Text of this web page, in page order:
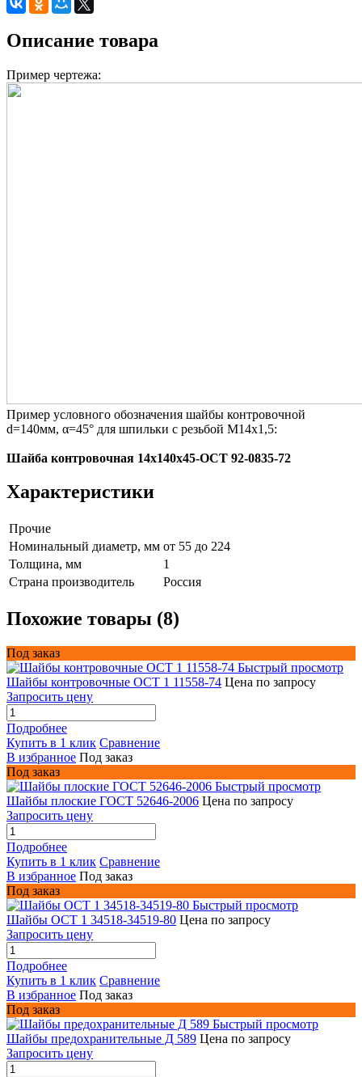
Описание товара
Пример чертежа:
Пример условного обозначения шайбы контровочной
d=140мм, α=45° для шпильки с резьбой М14х1,5:
Шайба контровочная 14х140х45-ОСТ 92-0835-72
Характеристики
Прочие
Номинальный диаметр, мм от 55 до 224
Толщина, мм
1
Страна производитель
Россия
Похожие товары (8)
Под заказ
Быстрый просмотр
Шайбы контровочные ОСТ 1 11558-74 Цена по запросу
Запросить цену
Подробнее
Купить в 1 клик Сравнение
В избранное Под заказ
Под заказ
Быстрый просмотр
Шайбы плоские ГОСТ 52646-2006 Цена по запросу
Запросить цену
Подробнее
Купить в 1 клик Сравнение
В избранное Под заказ
Под заказ
Быстрый просмотр
Шайбы ОСТ 1 34518-34519-80 Цена по запросу
Запросить цену
Подробнее
Купить в 1 клик Сравнение
В избранное Под заказ
Под заказ
Быстрый просмотр
Шайбы предохранительные Д 589 Цена по запросу
Запросить цену